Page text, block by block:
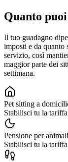
Quanto
Il tuo guadagno
imposti e da quanto
servizio, così
maggior parte dei
settimana.
Pet sitting a
Stabilisci tu la tariffa
Pensione per animali
Stabilisci tu la tariffa